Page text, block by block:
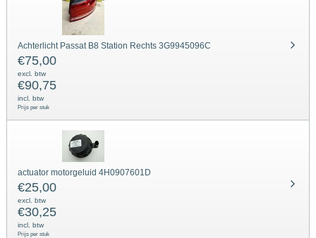
Achterlicht Passat B8 Station Rechts 3G9945096C
€75,00
excl. btw
€90,75
incl. btw
Prijs per stuk
actuator motorgeluid 4H0907601D
€25,00
excl. btw
€30,25
incl. btw
Prijs per stuk